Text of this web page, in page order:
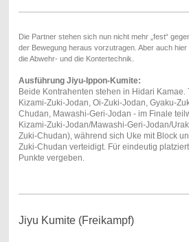
Die Partner stehen sich nun nicht mehr „fest“
der Bewegung heraus vorzutragen. Aber auch
die Abwehr- und die Kontertechnik.
Ausführung Jiyu-Ippon-Kumite:
Beide Kontrahenten stehen in Hidari Kamae.
Kizami-Zuki-Jodan, Oi-Zuki-Jodan, Gyaku-
Chudan, Mawashi-Geri-Jodan - im Finale
Kizami-Zuki-Jodan/Mawashi-Geri-Jodan/
Zuki-Chudan), während sich Uke mit Block
Zuki-Chudan verteidigt. Für eindeutig
Punkte vergeben.
Jiyu Kumite (Freikampf)